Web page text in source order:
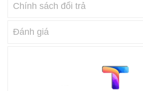
Chính sách đổi trả
Đánh giá